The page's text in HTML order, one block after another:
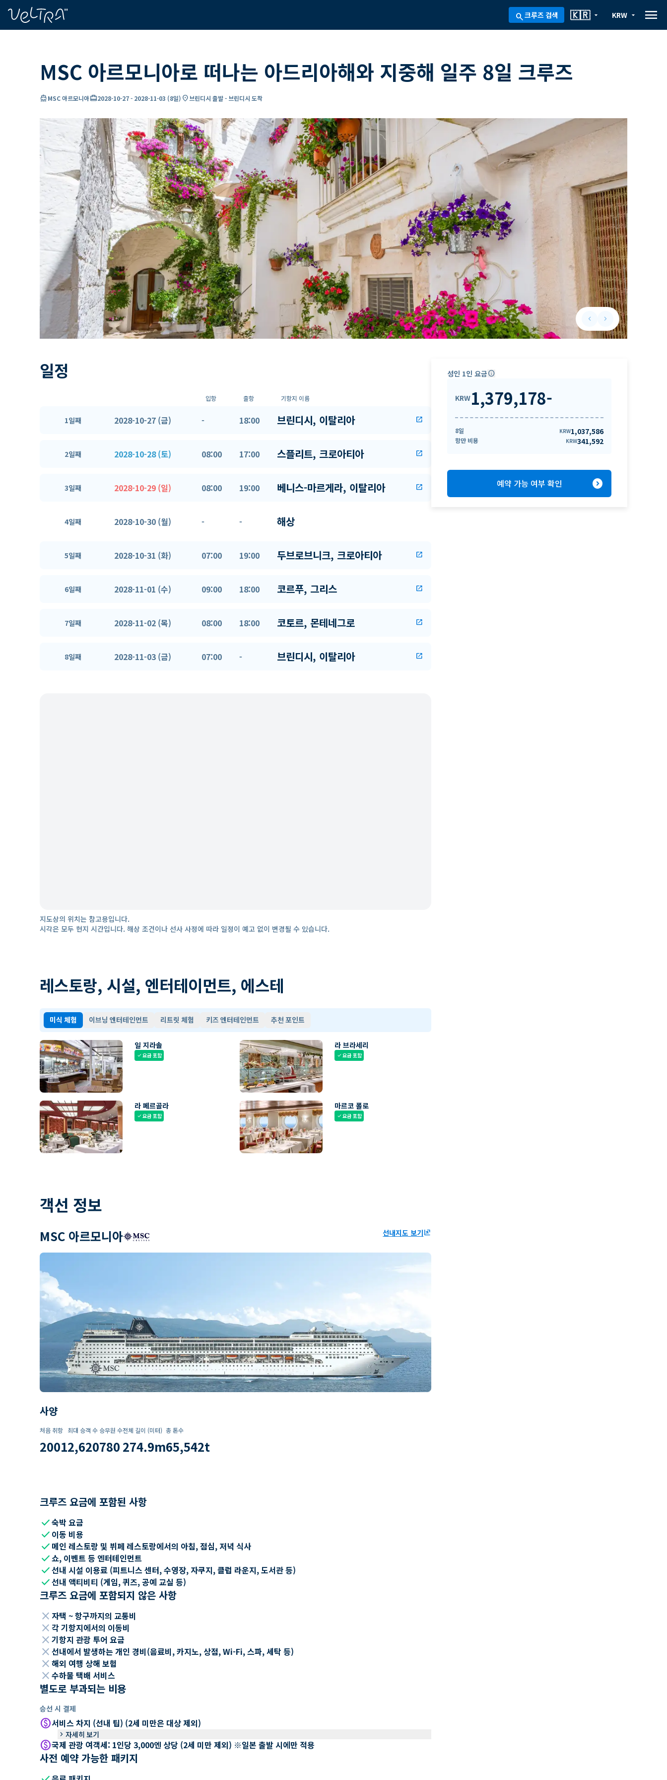
search크루즈 검색 arrow_drop_down
🇰🇷 arrow_drop_down
KRW menu
MSC 아르모니아로 떠나는 아드리아해와 지중해 일주 8일 크루즈
directions_boatMSC 아르모니아card_travel2028-10-27- 2028-11-03 (8일) location_on브린디시 출발 - 브린디시 도착
keyboard_arrow_leftPrevious slide
keyboard_arrow_rightNext slide
일정
입항 출항 기항지 이름
1일째 2028-10-27 (금) - 18:00 브린디시, 이탈리아 open_in_new
2일째 2028-10-28 (토) 08:00 17:00 스플리트, 크로아티아 open_in_new
3일째 2028-10-29 (일) 08:00 19:00 베니스-마르게라, 이탈리아 open_in_new
4일째 2028-10-30 (월) - - 해상
5일째 2028-10-31 (화) 07:00 19:00 두브로브니크, 크로아티아 open_in_new
6일째 2028-11-01 (수) 09:00 18:00 코르푸, 그리스 open_in_new
7일째 2028-11-02 (목) 08:00 18:00 코토르, 몬테네그로 open_in_new
8일째 2028-11-03 (금) 07:00 - 브린디시, 이탈리아 open_in_new
지도상의 위치는 참고용입니다.
시각은 모두 현지 시간입니다. 해상 조건이나 선사 사정에 따라 일정이 예고 없이 변경될 수 있습니다.
레스토랑, 시설, 엔터테이먼트, 에스테
미식 체험 이브닝 엔터테인먼트 리트릿 체험 키즈 엔터테인먼트 추천 포인트
일 지라솔
check요금 포함
라 브라세리
check요금 포함
라 페르골라
check요금 포함
마르코 폴로
check요금 포함
객선 정보
MSC 아르모니아 선내지도 보기ungroup
사양
처음 취항
2001
최대 승객 수
2,620
승무원 수
780
전체 길이 (미터)
274.9m
총 톤수
65,542t
크루즈 요금에 포함된 사항
check숙박 요금
check 이동 비용
check 메인 레스토랑 및 뷔페 레스토랑에서의 아침, 점심, 저녁 식사
check쇼, 이벤트 등 엔터테인먼트
check선내 시설 이용료 (피트니스 센터, 수영장, 자쿠지, 클럽 라운지, 도서관 등)
check선내 액티비티 (게임, 퀴즈, 공예 교실 등)
크루즈 요금에 포함되지 않은 사항
close 자택 ~ 항구까지의 교통비
close 각 기항지에서의 이동비
close 기항지 관광 투어 요금
close 선내에서 발생하는 개인 경비(음료비, 카지노, 상점, Wi-Fi, 스파, 세탁 등)
close 해외 여행 상해 보험
close 수하물 택배 서비스
별도로 부과되는 비용
승선 시 결제
paid서비스 차지 (선내 팁) (2세 미만은 대상 제외)
keyboard_arrow_right 자세히 보기
paid국제 관광 여객세: 1인당 3,000엔 상당 (2세 미만 제외) ※일본 출발 시에만 적용
사전 예약 가능한 패키지
성인 1인 요금info
KRW1,379,178-
8일 KRW1,037,586
항만 비용 KRW341,592
예약 가능 여부 확인 expand_circle_right